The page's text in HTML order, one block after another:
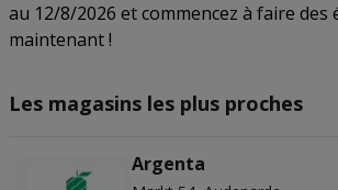
au 12/8/2026 et commencez à faire des
maintenant !
Les magasins les plus proches
Argenta